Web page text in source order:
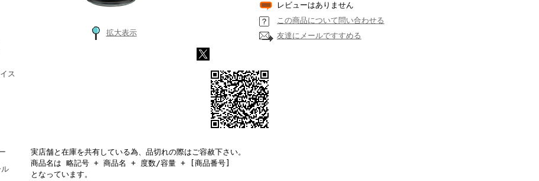
ス
拡大表示
レビューはありません
この商品について問い合わせる
友達にメールですすめる
実店舗と在庫を共有している為、品切れの際はご容赦下さい。
商品名は 略記号 + 商品名 + 度数/容量 + [商品番号]
となっています。